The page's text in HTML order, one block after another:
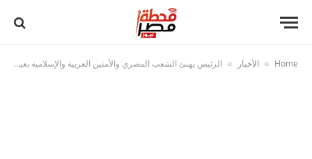
Home
» الأخبار » الرئيس يهنئ الشعب المصري والأمتين العربية والإسلامية بعيد الأضحى المبارك